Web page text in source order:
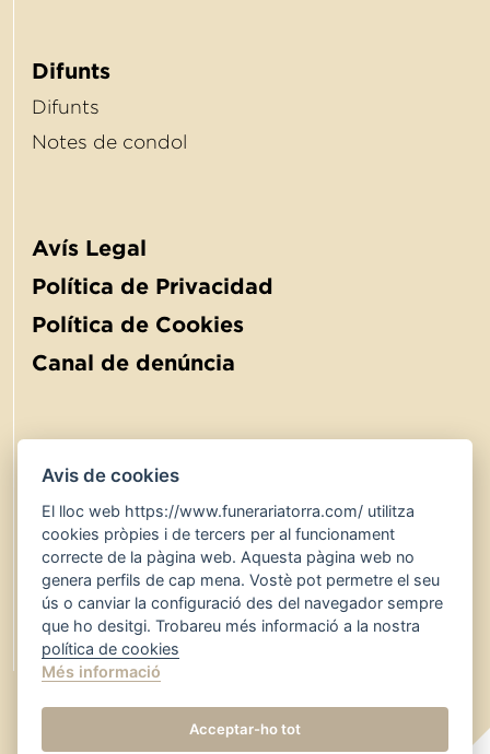
Difunts
Difunts
Notes de condol
Avís Legal
Política de Privacidad
Política de Cookies
Canal de denúncia
900 767 60024 hores
www.funerariatorra.com
serveis@funerariatorra.com
Bústia de suggeriments
Avis de cookies
El lloc web https://www.funerariatorra.com/ utilitza
cookies pròpies i de tercers per al funcionament
correcte de la pàgina web. Aquesta pàgina web no
genera perfils de cap mena. Vostè pot permetre el seu
ús o canviar la configuració des del navegador sempre
que ho desitgi. Trobareu més informació a la nostra
política de cookies
Més informació
Acceptar-ho tot